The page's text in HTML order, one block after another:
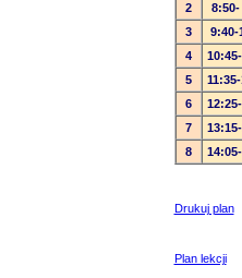
2
8:50-
3
9:40-
4
5
6
7
8
Drukuj plan
Plan lekcji